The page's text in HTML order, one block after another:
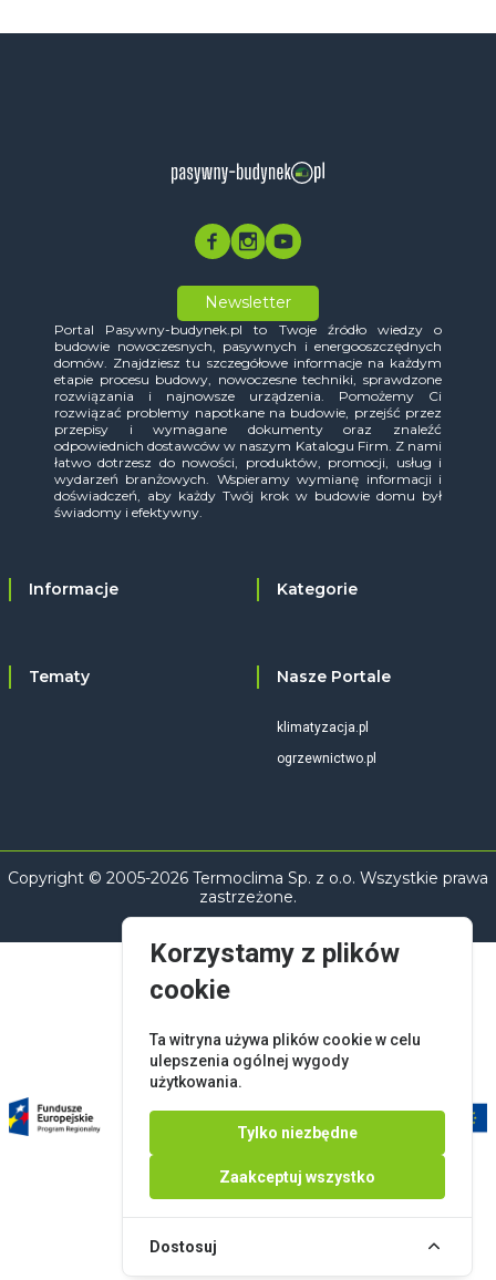
Newsletter
Portal Pasywny-budynek.pl to Twoje źródło wiedzy o
budowie nowoczesnych, pasywnych i energooszczędnych
domów. Znajdziesz tu szczegółowe informacje na każdym
etapie procesu budowy, nowoczesne techniki, sprawdzone
rozwiązania i najnowsze urządzenia. Pomożemy Ci
rozwiązać problemy napotkane na budowie, przejść przez
przepisy i wymagane dokumenty oraz znaleźć
odpowiednich dostawców w naszym Katalogu Firm. Z nami
łatwo dotrzesz do nowości, produktów, promocji, usług i
wydarzeń branżowych. Wspieramy wymianę informacji i
doświadczeń, aby każdy Twój krok w budowie domu był
świadomy i efektywny.
Informacje Kategorie
Tematy Nasze Portale
klimatyzacja.pl
ogrzewnictwo.pl
Copyright © 2005-2026 Termoclima Sp. z o.o. Wszystkie prawa
zastrzeżone.
Korzystamy z plików
cookie
Ta witryna używa plików cookie w celu
ulepszenia ogólnej wygody
użytkowania.
Tylko niezbędne
Zaakceptuj wszystko
Dostosuj